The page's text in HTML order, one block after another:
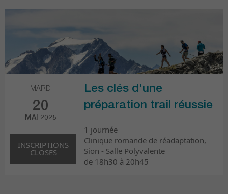
MARDI
20
MAI 2025
INSCRIPTIONS
CLOSES
Les clés d'une
préparation trail réussie
1 journée
Clinique romande de réadaptation,
Sion - Salle Polyvalente
de 18h30 à 20h45